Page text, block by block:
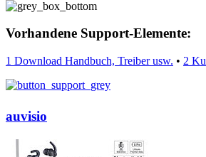
Vorhandene Support-Elemente:
1 Download Handbuch, Treiber usw. • 2
auvisio